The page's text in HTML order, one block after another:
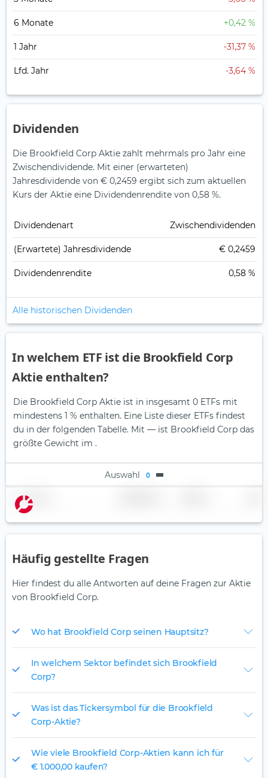
6 Monate +0,42 %
1 Jahr -31,37 %
Lfd. Jahr -3,64 %
Dividenden
Die Brookfield Corp Aktie zahlt mehrmals pro Jahr eine
Zwischendividende. Mit einer (erwarteten)
Jahresdividende von € 0,2459 ergibt sich zum aktuellen
Kurs der Aktie eine Dividendenrendite von 0,58 %.
Dividendenart Zwischendividenden
(Erwartete) Jahresdividende € 0,2459
Dividendenrendite 0,58 %
Alle historischen Dividenden
In welchem ETF ist die Brookfield Corp
Aktie enthalten?
Die Brookfield Corp Aktie ist in insgesamt 0 ETFs mit
mindestens 1 % enthalten. Eine Liste dieser ETFs findest
du in der folgenden Tabelle. Mit — ist Brookfield Corp das
größte Gewicht im .
Auswahl 0
Name
Häufig gestellte Fragen
Hier findest du alle Antworten auf deine Fragen zur Aktie
von Brookfield Corp.
Wo hat Brookfield Corp seinen Hauptsitz?
In welchem Sektor befindet sich Brookfield
Corp?
Was ist das Tickersymbol für die Brookfield
Corp-Aktie?
Wie viele Brookfield Corp-Aktien kann ich für
€ 1.000,00 kaufen?